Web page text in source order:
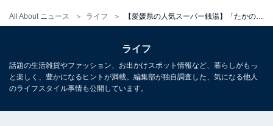
All About ニュース ライフ
を利用できる特典があります。）
ライフ
話題の生活雑貨やファッション、お出かけスポット情報など、暮らしがもっ
と楽しく、豊かになるヒントが満載。編集部が独自調査した、気になる他人
のライフスタイル事情も公開しています。